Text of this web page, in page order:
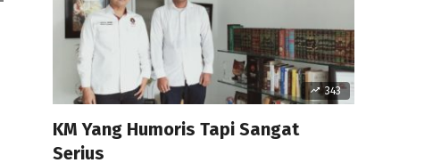
343
KM Yang Humoris Tapi Sangat
Serius